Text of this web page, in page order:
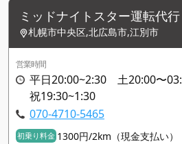
ミッドナイトスター運転代行
札幌市中央区,北広島市,江別市
営業時間
平日20:00~2:30 土20:00〜
祝19:30~1:30
070-4710-5465
初乗り料金 1300円/2km（現金支払い）